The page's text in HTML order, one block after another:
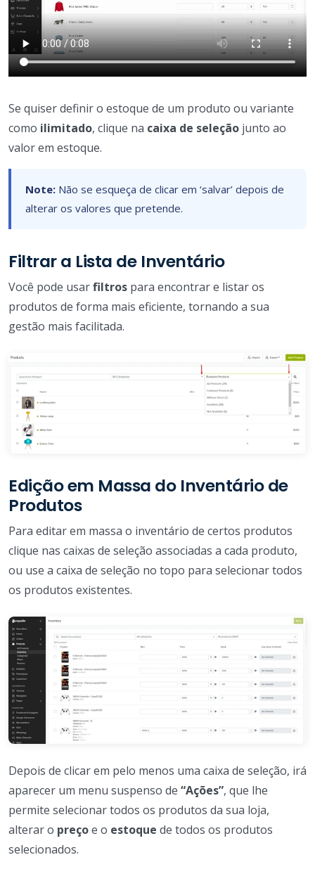
Se quiser definir o estoque de um produto ou variante
como ilimitado, clique na caixa de seleção junto ao
valor em estoque.
Note: Não se esqueça de clicar em ‘salvar’ depois de
alterar os valores que pretende.
Filtrar a Lista de Inventário
Você pode usarfiltros para encontrar e listar os
produtos de forma mais eficiente, tornando a sua
gestão mais facilitada.
Edição em Massa do Inventário de
Produtos
Para editar em massa o inventário de certos produtos
clique nas caixas de seleção associadas a cada produto,
ou use a caixa de seleção no topo para selecionar todos
os produtos existentes.
Depois de clicar em pelo menos uma caixa de seleção, irá
aparecer um menu suspenso de “Ações”, que lhe
permite selecionar todos os produtos da sua loja,
alterar o preçoe o estoque de todos os produtos
selecionados.